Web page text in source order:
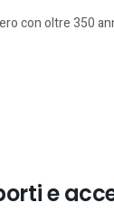
con oltre 350
e